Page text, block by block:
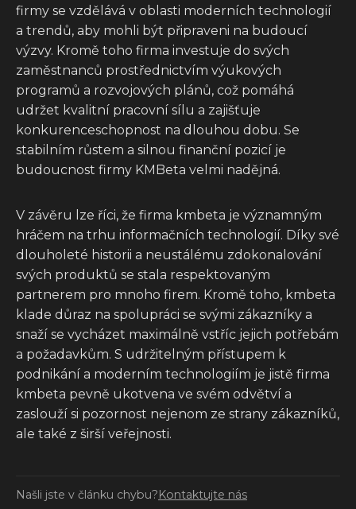
firmy se vzdělává v oblasti moderních technologií
a trendů, aby mohli být připraveni na budoucí
výzvy. Kromě toho firma investuje do svých
zaměstnanců prostřednictvím výukových
programů a rozvojových plánů, což pomáhá
udržet kvalitní pracovní sílu a zajišťuje
konkurenceschopnost na dlouhou dobu. Se
stabilním růstem a silnou finanční pozicí je
budoucnost firmy KMBeta velmi nadějná.
V závěru lze říci, že firma kmbeta je významným
hráčem na trhu informačních technologií. Díky své
dlouholeté historii a neustálému zdokonalování
svých produktů se stala respektovaným
partnerem pro mnoho firem. Kromě toho, kmbeta
klade důraz na spolupráci se svými zákazníky a
snaží se vycházet maximálně vstříc jejich potřebám
a požadavkům. S udržitelným přístupem k
podnikání a moderním technologiím je jistě firma
kmbeta pevně ukotvena ve svém odvětví a
zaslouží si pozornost nejenom ze strany zákazníků,
ale také z širší veřejnosti.
Našli jste v článku chybu?Kontaktujte nás